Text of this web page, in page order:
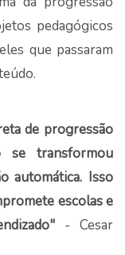
pedagógicos
que passaram
de progressão
se transformou
automática. Isso
escolas e
- Cesar